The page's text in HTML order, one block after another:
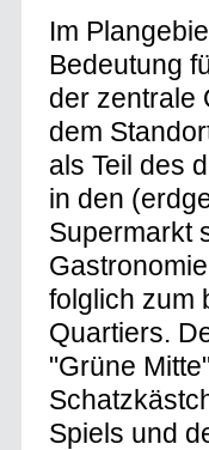
Im
Bedeutung
der zentrale
dem
als Teil des
in den
Supermarkt
folglich zum
Quartiers.
"Grüne
Spiels und